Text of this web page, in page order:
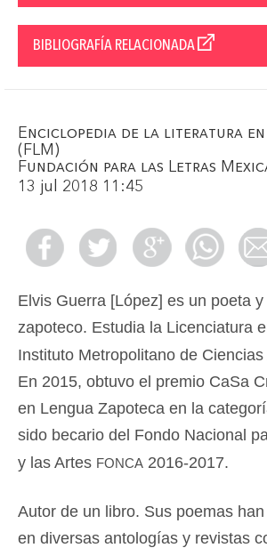
BIBLIOGRAFÍA RELACIONADA
Enciclopedia de la literatura en
(FLM)
Fundación para las Letras
13 jul 2018 11:45
Elvis Guerra [López] es un poeta
zapoteco. Estudia la Licenciatura
Instituto Metropolitano de
En 2015, obtuvo el premio CaSa
en Lengua Zapoteca en la
sido becario del Fondo Nacional
y las Artes fonca 2016-2017.
Autor de un libro. Sus poemas
en diversas antologías y revistas